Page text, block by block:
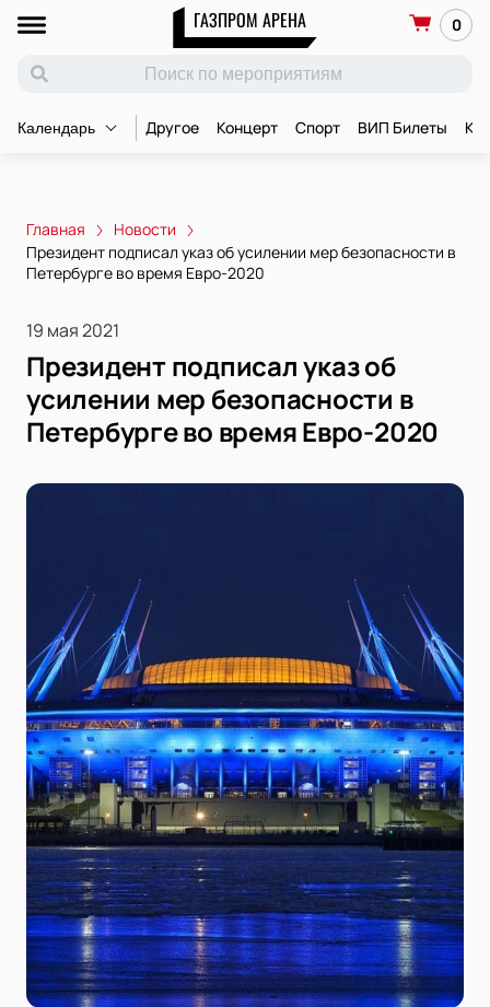
ГАЗПРОМ АРЕНА 0
Календарь Другое Концерт Спорт ВИП Билеты
Главная
Новости
Президент подписал указ об усилении мер безопасности в
Петербурге во время Евро-2020
19 мая 2021
Президент подписал указ об
усилении мер безопасности в
Петербурге во время Евро-2020